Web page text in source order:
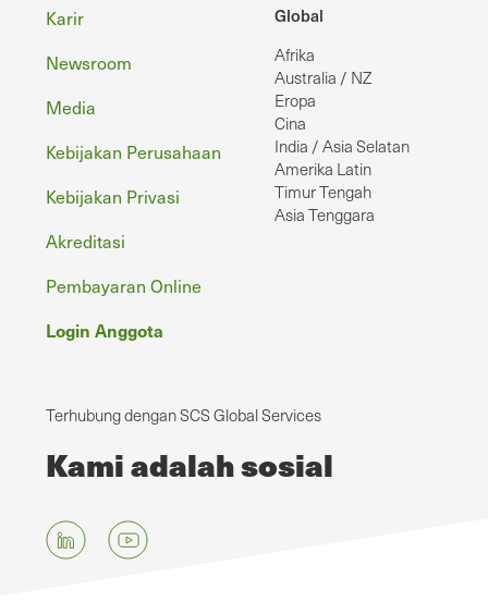
Global
Afrika
Australia / NZ
Eropa
Cina
India / Asia Selatan
Amerika Latin
Timur Tengah
Asia Tenggara
Footer
Karir
Newsroom
Media
Kebijakan Perusahaan
Kebijakan Privasi
Akreditasi
Pembayaran Online
Login Anggota
Terhubung dengan SCS Global Services
Kami adalah sosial